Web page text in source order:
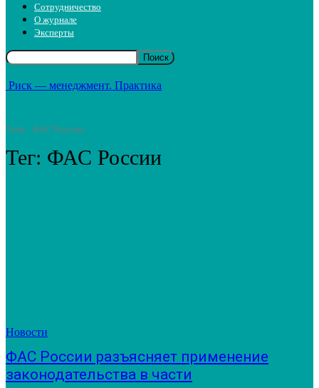
Сотрудничество
О журнале
Эксперты
Риск — менеджмент. Практика
Теги ФАС России
Тег: ФАС России
Новости
ФАС России разъясняет применение
законодательства в части